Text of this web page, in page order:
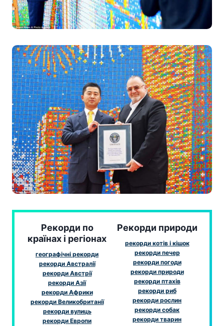
Рекорди по
країнах і регіонах
географічні рекорди
рекорди Австралії
рекорди Австрії
рекорди Азії
рекорди Африки
рекорди Великобританії
рекорди вулиць
рекорди Европи
Рекорди природи
рекорди котів і кішок
рекорди печер
рекорди погоди
рекорди природи
рекорди птахів
рекорди риб
рекорди рослин
рекорди собак
рекорди тварин